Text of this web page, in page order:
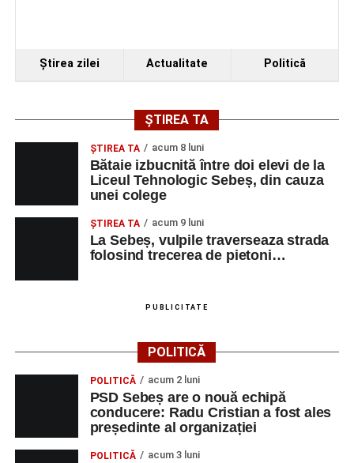
Spectacol de vals și tango „Armonii în
pași de dans”
Napoca).
AcompaniazăCluj Tango Orchestra:
Irina Indrei – pian
Robert Indrei – bandoneon
Milena Vădan – vioară
Emanuel Elcean – contrabas
Adrian Lup – violoncel
Vlad Dordea.
Piața Primăriei
Orele 17.00–20.00– Punct oficial de înscrieri și informații
Ştirea zilei Actualitate Politică
ȘTIREA TA
ŞTIREA TA acum 8 luni
Bătaie izbucnită între doi elevi de la
Liceul Tehnologic Sebeș, din cauza
unei colege
ŞTIREA TA acum 9 luni
La Sebeș, vulpile traverseaza strada
folosind trecerea de pietoni…
PUBLICITATE
POLITICĂ
POLITICĂ acum 2 luni
PSD Sebeș are o nouă echipă
conducere: Radu Cristian a fost ales
președinte al organizației
POLITICĂ acum 3 luni